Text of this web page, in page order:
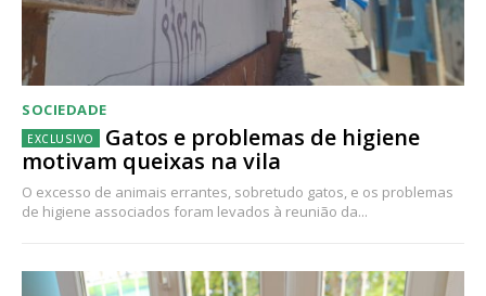
SOCIEDADE
Gatos e problemas de higiene
motivam queixas na vila
O excesso de animais errantes, sobretudo gatos, e os problemas
de higiene associados foram levados à reunião da...